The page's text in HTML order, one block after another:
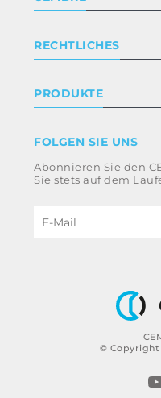
© Copyright
Zertifizierung
Arbeite mit uns
RECHTLICHES
Whistleblowing
Ethikkodex und
Gruppe
PRODUKTE
Energie
B2B Disclaimer
FOLGEN SIE UNS
Abonnieren Sie den
Sie stets auf dem